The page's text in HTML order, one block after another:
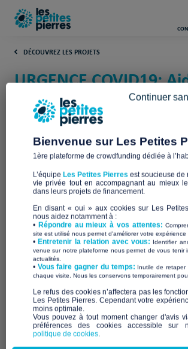
DÉCOUVREZ LES PROJETS
URGENCE COVID19:
alimentaire dans le
(Loir-et-Cher)
Secours Catholique du Loir-
Aider, accompagner,
l'urgence
Bienvenue sur Les Petites
1ère plateforme de crowdfunding dédiée à
L’équipe Les Petites Pierres est soucieuse de
vie privée tout en accompagnant au mieux
dans leurs projets de financement.
En disant « oui » aux cookies sur Les
nous aidez notamment à :
• Répondre au mieux à vos attentes:
site est utilisé nous permet d'améliorer votre
•Entretenir la relation avec vous: Identifier
venue sur notre plateforme nous permet de vous tenir
actualités.
​• Vous faire gagner du temps: Inutile de retaper
chaque visite. Nous les conservons temporairement
​Le refus des cookies n’affectera pas les
Les Petites Pierres. Cependant votre
moins optimale.​
Vous pouvez à tout moment changer d'avis
préférences des cookies accessible sur
politique de cookies.
Continuer